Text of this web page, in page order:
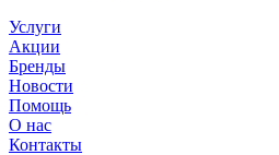
Услуги
Акции
Бренды
Новости
Помощь
О нас
Контакты